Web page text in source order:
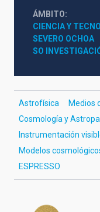
ÁMBITO
CIENCIA Y
SEVERO OCHOA
SO
Astrofísica
Medios
Cosmología y
Instrumentación
Modelos
ESPRESSO